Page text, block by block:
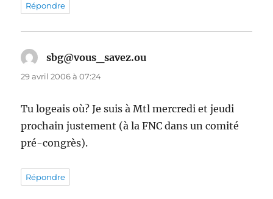
Répondre
sbg@vous_savez.ou
29 avril 2006 à 07:24
Tu logeais où? Je suis à Mtl mercredi et jeudi
prochain justement (à la FNC dans un comité
pré-congrès).
Répondre